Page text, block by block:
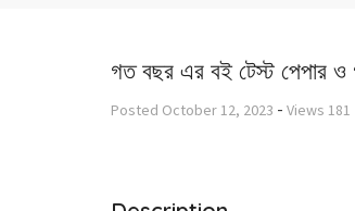
গত বছর এর বই টেস্ট
Posted October 12, 2023 - Views 181